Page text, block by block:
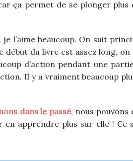
ça permet de se plonger plus
l’aime beaucoup. On suit
du livre est assez long,
d’action pendant une
Il y a vraiment beaucoup
dans le passé, nous pouvons
en apprendre plus sur elle !